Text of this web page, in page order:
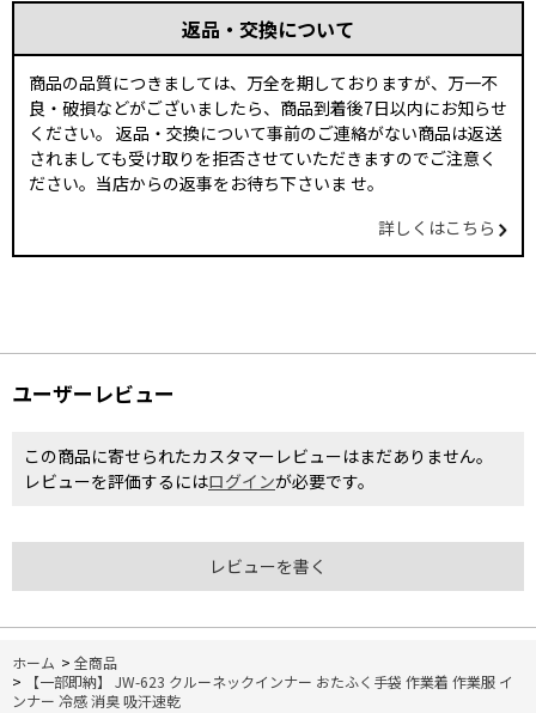
返品・交換について
商品の品質につきましては、万全を期しておりますが、万一不
良・破損などがございましたら、商品到着後7日以内にお知らせ
ください。 返品・交換について事前のご連絡がない商品は返送
されましても受け取りを拒否させていただきますのでご注意く
ださい。当店からの返事をお待ち下さいま せ。
詳しくはこちら
ユーザーレビュー
この商品に寄せられたカスタマーレビューはまだありません。
レビューを評価するにはログインが必要です。
レビューを書く
ホーム > 全商品
>
【一部即納】 JW-623 クルーネックインナー おたふく手袋 作業着 作業服 イ
ンナー 冷感 消臭 吸汗速乾